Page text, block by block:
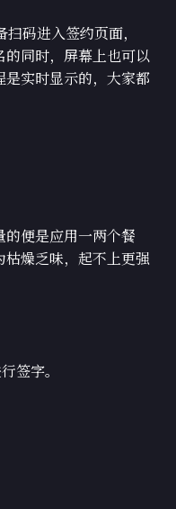
码进入签约页面，
同时，屏幕上也可以
实时显示的，大家都
便是应用一两个餐
燥乏味，起不上更强
签字。